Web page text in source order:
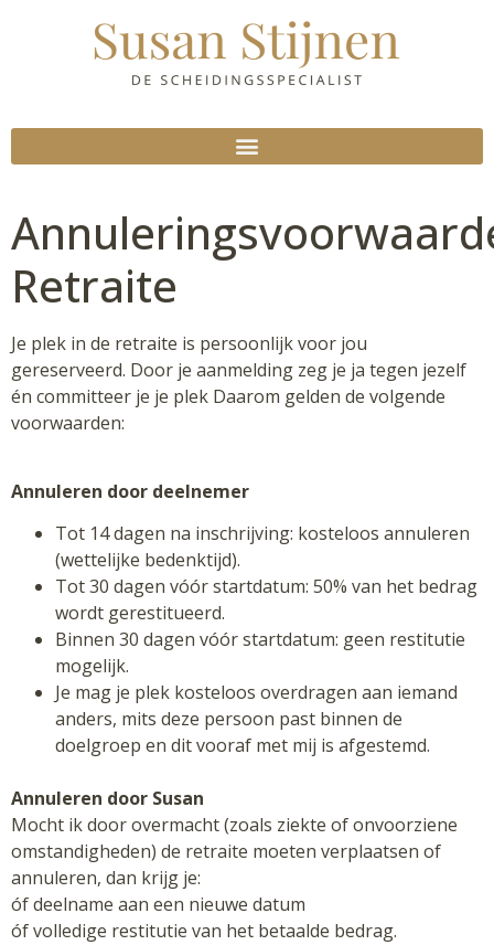
Retraite
Je plek in de retraite is persoonlijk voor jou
gereserveerd. Door je aanmelding zeg je ja tegen jezelf
én committeer je je plek Daarom gelden de volgende
voorwaarden:
Annuleren door deelnemer
Tot 14 dagen na inschrijving: kosteloos annuleren
(wettelijke bedenktijd).
Tot 30 dagen vóór startdatum: 50% van het bedrag
wordt gerestitueerd.
Binnen 30 dagen vóór startdatum: geen restitutie
mogelijk.
Je mag je plek kosteloos overdragen aan iemand
anders, mits deze persoon past binnen de
doelgroep en dit vooraf met mij is afgestemd.
Annuleren door Susan
Mocht ik door overmacht (zoals ziekte of onvoorziene
omstandigheden) de retraite moeten verplaatsen of
annuleren, dan krijg je:
óf deelname aan een nieuwe datum
óf volledige restitutie van het betaalde bedrag.